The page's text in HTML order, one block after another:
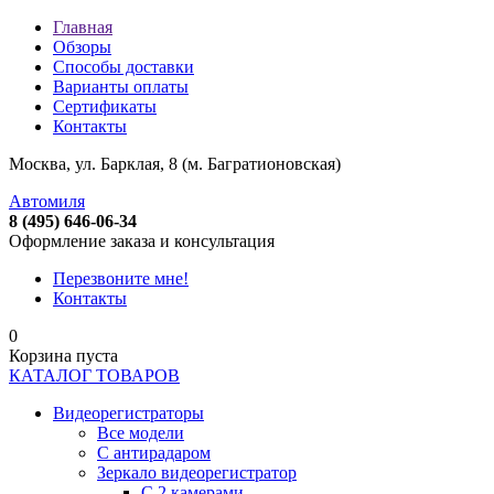
Главная
Обзоры
Способы доставки
Варианты оплаты
Сертификаты
Контакты
Москва, ул. Барклая, 8 (м. Багратионовская)
Автомиля
8 (495) 646-06-34
Оформление заказа и консультация
Перезвоните мне!
Контакты
0
Корзина пуста
КАТАЛОГ ТОВАРОВ
Видеорегистраторы
Все модели
C антирадаром
Зеркало видеорегистратор